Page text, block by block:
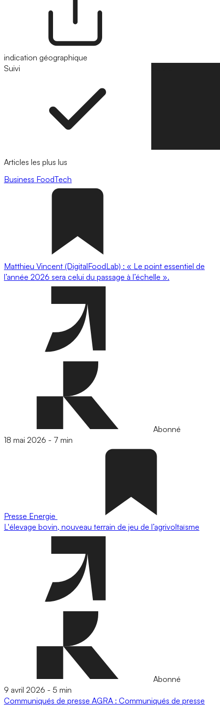
indication géographique
Suivi
Articles les plus lus
Business FoodTech
Matthieu Vincent (DigitalFoodLab) : « Le point essentiel de
l’année 2026 sera celui du passage à l’échelle ».
Abonné
18 mai 2026 - 7 min
Presse Energie
L'élevage bovin, nouveau terrain de jeu de l’agrivoltaïsme
Abonné
9 avril 2026 - 5 min
Communiqués de presse AGRA : Communiqués de presse